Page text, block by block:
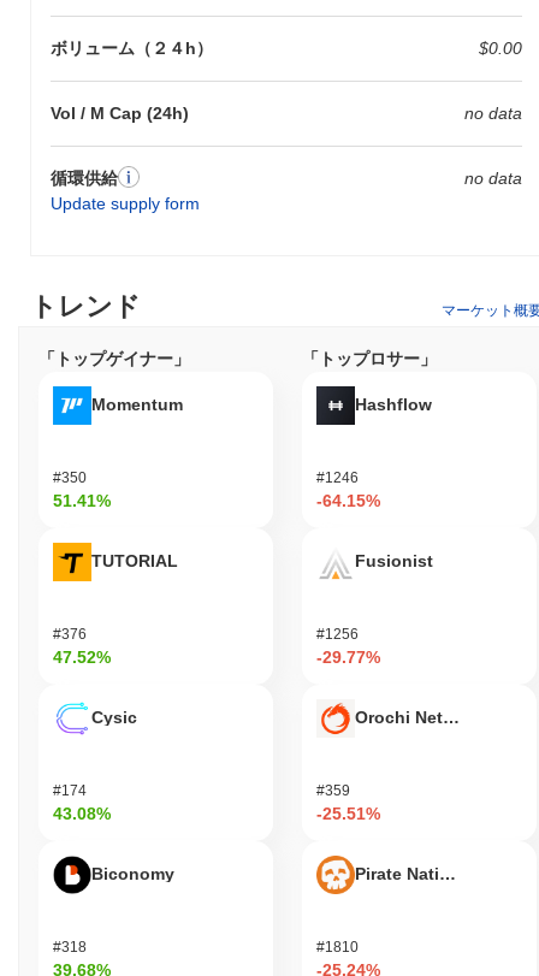
ボリューム（２４h） $0.00
Vol / M Cap (24h) no data
循環供給
Update supply form
no data
トレンド マーケット概
「トップゲイナー」
Momentum
#350
51.41%
TUTORIAL
#376
47.52%
Cysic
#174
43.08%
Biconomy
#318
39.68%
「トップロサー」
Hashflow
#1246
-64.15%
Fusionist
#1256
-29.77%
Orochi Network
#359
-25.51%
Pirate Nation Token
#1810
-25.24%